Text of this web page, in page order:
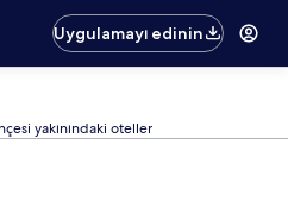
Uygulamayı edinin
yakınındaki oteller